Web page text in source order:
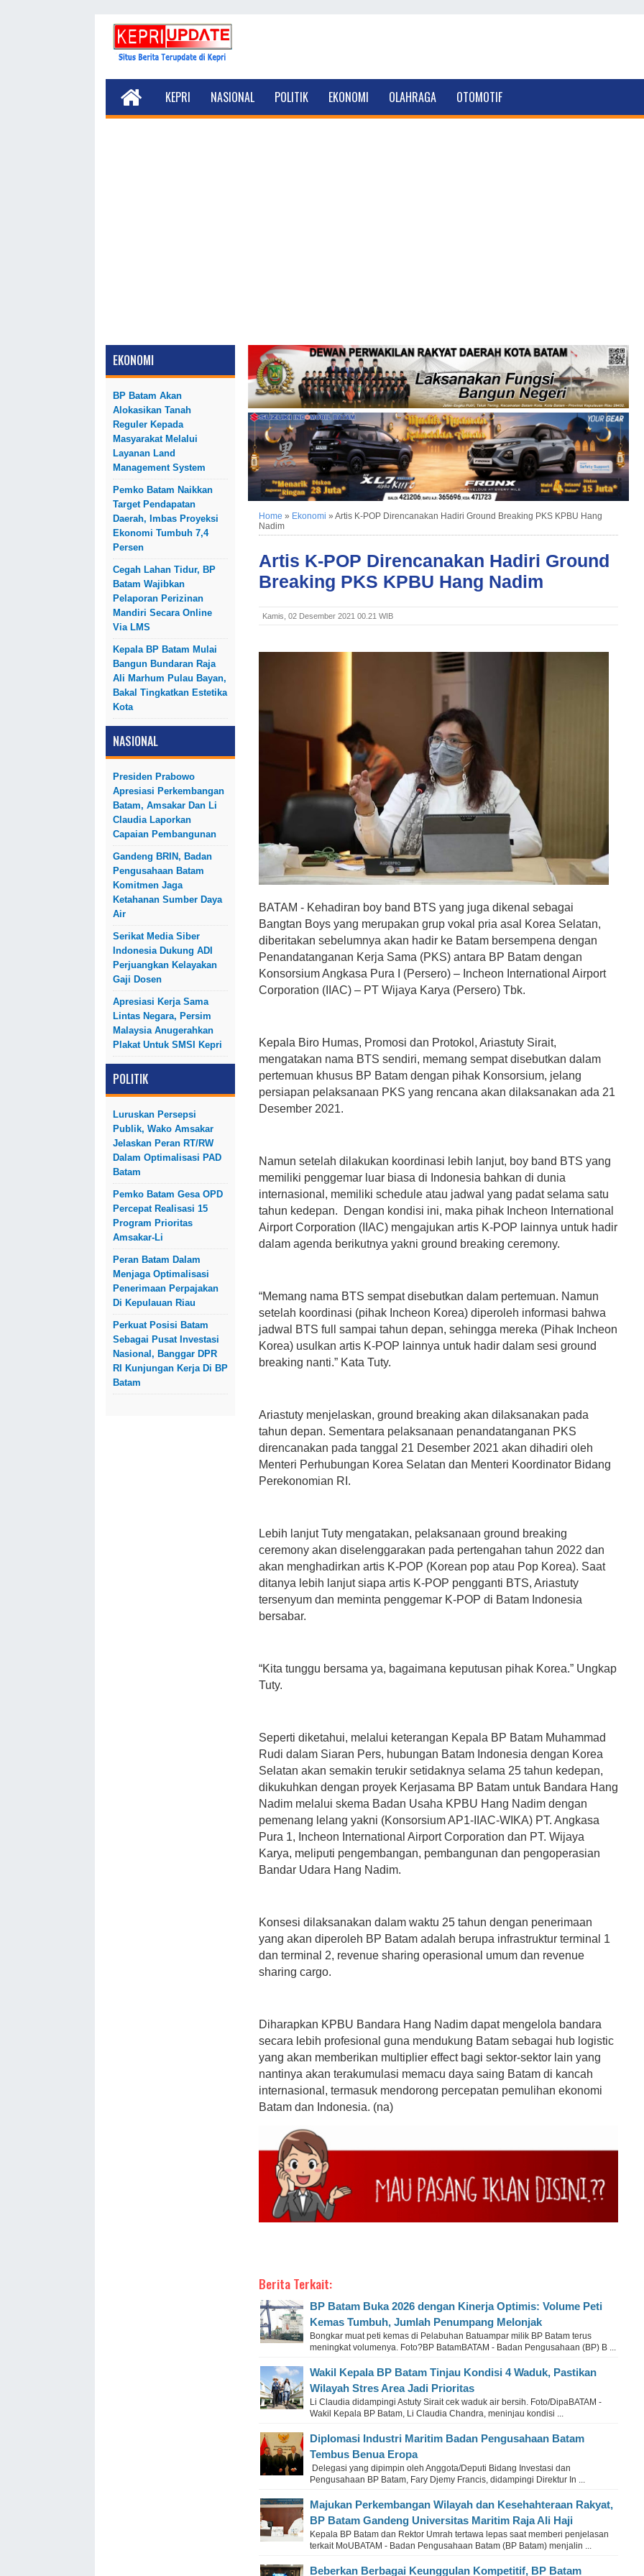
KEPRI NASIONAL POLITIK EKONOMI OLAHRAGA OTOMOTIF
EKONOMI
BP Batam Akan
Alokasikan Tanah
Reguler Kepada
Masyarakat Melalui
Layanan Land
Management System
Pemko Batam Naikkan
Target Pendapatan
Daerah, Imbas Proyeksi
Ekonomi Tumbuh 7,4
Persen
Cegah Lahan Tidur, BP
Batam Wajibkan
Pelaporan Perizinan
Mandiri Secara Online
Via LMS
Kepala BP Batam Mulai
Bangun Bundaran Raja
Ali Marhum Pulau Bayan,
Bakal Tingkatkan Estetika
Kota
NASIONAL
Presiden Prabowo
Apresiasi Perkembangan
Batam, Amsakar Dan Li
Claudia Laporkan
Capaian Pembangunan
Gandeng BRIN, Badan
Pengusahaan Batam
Komitmen Jaga
Ketahanan Sumber Daya
Air
Serikat Media Siber
Indonesia Dukung ADI
Perjuangkan Kelayakan
Gaji Dosen
Apresiasi Kerja Sama
Lintas Negara, Persim
Malaysia Anugerahkan
Plakat Untuk SMSI Kepri
POLITIK
Luruskan Persepsi
Publik, Wako Amsakar
Jelaskan Peran RT/RW
Dalam Optimalisasi PAD
Batam
Pemko Batam Gesa OPD
Percepat Realisasi 15
Program Prioritas
Amsakar-Li
Peran Batam Dalam
Menjaga Optimalisasi
Penerimaan Perpajakan
Di Kepulauan Riau
Perkuat Posisi Batam
Sebagai Pusat Investasi
Nasional, Banggar DPR
RI Kunjungan Kerja Di BP
Batam
Home » Ekonomi » Artis K-POP Direncanakan Hadiri Ground Breaking PKS KPBU Hang
Nadim
Artis K-POP Direncanakan Hadiri Ground
Breaking PKS KPBU Hang Nadim
Kamis, 02 Desember 2021 00.21 WIB
BATAM - Kehadiran boy band BTS yang juga dikenal sebagai
Bangtan Boys yang merupakan grup vokal pria asal Korea Selatan,
diberitakan sebelumnya akan hadir ke Batam bersempena dengan
Penandatanganan Kerja Sama (PKS) antara BP Batam dengan
Konsorsium Angkasa Pura I (Persero) – Incheon International Airport
Corporation (IIAC) – PT Wijaya Karya (Persero) Tbk.
Kepala Biro Humas, Promosi dan Protokol, Ariastuty Sirait,
mengatakan nama BTS sendiri, memang sempat disebutkan dalam
pertemuan khusus BP Batam dengan pihak Konsorsium, jelang
persiapan pelaksanaan PKS yang rencana akan dilaksanakan ada 21
Desember 2021.
Namun setelah dilakukan koordinasi lebih lanjut, boy band BTS yang
memiliki penggemar luar biasa di Indonesia bahkan di dunia
internasional, memiliki schedule atau jadwal yang padat selama satu
tahun kedepan. Dengan kondisi ini, maka pihak Incheon International
Airport Corporation (IIAC) mengajukan artis K-POP lainnya untuk hadir
dalam agenda berikutnya yakni ground breaking ceremony.
“Memang nama BTS sempat disebutkan dalam pertemuan. Namun
setelah koordinasi (pihak Incheon Korea) diperoleh informasi bahwa
jadwal BTS full sampai tahun depan, sehingga mereka (Pihak Incheon
Korea) usulkan artis K-POP lainnya untuk hadir dalam sesi ground
breaking nanti.” Kata Tuty.
Ariastuty menjelaskan, ground breaking akan dilaksanakan pada
tahun depan. Sementara pelaksanaan penandatanganan PKS
direncanakan pada tanggal 21 Desember 2021 akan dihadiri oleh
Menteri Perhubungan Korea Selatan dan Menteri Koordinator Bidang
Perekonomian RI.
Lebih lanjut Tuty mengatakan, pelaksanaan ground breaking
ceremony akan diselenggarakan pada pertengahan tahun 2022 dan
akan menghadirkan artis K-POP (Korean pop atau Pop Korea). Saat
ditanya lebih lanjut siapa artis K-POP pengganti BTS, Ariastuty
tersenyum dan meminta penggemar K-POP di Batam Indonesia
bersabar.
“Kita tunggu bersama ya, bagaimana keputusan pihak Korea.” Ungkap
Tuty.
Seperti diketahui, melalui keterangan Kepala BP Batam Muhammad
Rudi dalam Siaran Pers, hubungan Batam Indonesia dengan Korea
Selatan akan semakin terukir setidaknya selama 25 tahun kedepan,
dikukuhkan dengan proyek Kerjasama BP Batam untuk Bandara Hang
Nadim melalui skema Badan Usaha KPBU Hang Nadim dengan
pemenang lelang yakni (Konsorsium AP1-IIAC-WIKA) PT. Angkasa
Pura 1, Incheon International Airport Corporation dan PT. Wijaya
Karya, meliputi pengembangan, pembangunan dan pengoperasian
Bandar Udara Hang Nadim.
Konsesi dilaksanakan dalam waktu 25 tahun dengan penerimaan
yang akan diperoleh BP Batam adalah berupa infrastruktur terminal 1
dan terminal 2, revenue sharing operasional umum dan revenue
sharing cargo.
Diharapkan KPBU Bandara Hang Nadim dapat mengelola bandara
secara lebih profesional guna mendukung Batam sebagai hub logistic
yang akan memberikan multiplier effect bagi sektor-sektor lain yang
nantinya akan terakumulasi memacu daya saing Batam di kancah
internasional, termasuk mendorong percepatan pemulihan ekonomi
Batam dan Indonesia. (na)
Berita Terkait:
BP Batam Buka 2026 dengan Kinerja Optimis: Volume Peti
Kemas Tumbuh, Jumlah Penumpang Melonjak
Bongkar muat peti kemas di Pelabuhan Batuampar milik BP Batam terus
meningkat volumenya. Foto?BP BatamBATAM - Badan Pengusahaan (BP) B ...
Wakil Kepala BP Batam Tinjau Kondisi 4 Waduk, Pastikan
Wilayah Stres Area Jadi Prioritas
Li Claudia didampingi Astuty Sirait cek waduk air bersih. Foto/DipaBATAM -
Wakil Kepala BP Batam, Li Claudia Chandra, meninjau kondisi ...
Diplomasi Industri Maritim Badan Pengusahaan Batam
Tembus Benua Eropa
Delegasi yang dipimpin oleh Anggota/Deputi Bidang Investasi dan
Pengusahaan BP Batam, Fary Djemy Francis, didampingi Direktur In ...
Majukan Perkembangan Wilayah dan Kesehahteraan Rakyat,
BP Batam Gandeng Universitas Maritim Raja Ali Haji
Kepala BP Batam dan Rektor Umrah tertawa lepas saat memberi penjelasan
terkait MoUBATAM - Badan Pengusahaan Batam (BP Batam) menjalin ...
Beberkan Berbagai Keunggulan Kompetitif, BP Batam